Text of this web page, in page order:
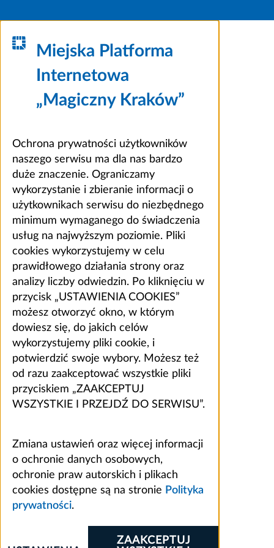
Miejska Platforma
Internetowa
„Magiczny Kraków”
Ochrona prywatności użytkowników
naszego serwisu ma dla nas bardzo
duże znaczenie. Ograniczamy
wykorzystanie i zbieranie informacji o
użytkownikach serwisu do niezbędnego
minimum wymaganego do świadczenia
usług na najwyższym poziomie. Pliki
cookies wykorzystujemy w celu
prawidłowego działania strony oraz
analizy liczby odwiedzin. Po kliknięciu w
przycisk „USTAWIENIA COOKIES”
możesz otworzyć okno, w którym
dowiesz się, do jakich celów
wykorzystujemy pliki cookie, i
potwierdzić swoje wybory. Możesz też
od razu zaakceptować wszystkie pliki
przyciskiem „ZAAKCEPTUJ
WSZYSTKIE I PRZEJDŹ DO SERWISU”.
Zmiana ustawień oraz więcej informacji
o ochronie danych osobowych,
ochronie praw autorskich i plikach
cookies dostępne są na stronie Polityka
prywatności.
ZAAKCEPTUJ